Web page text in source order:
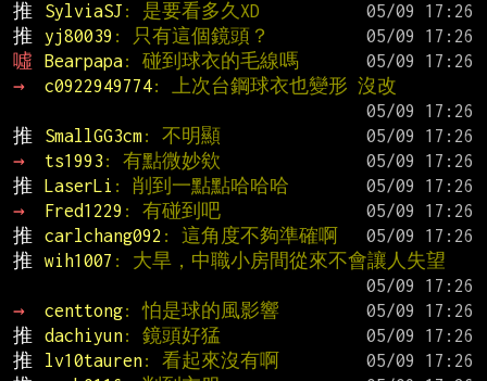
推
SylviaSJ : 是要看多久XD
推
yj80039 : 只有這個鏡頭？
噓
Bearpapa: 碰到球衣的毛線嗎
→
c0922949774: 上次台鋼球衣也變形 沒改
推
SmallGG3cm: 不明顯
→
ts1993 : 有點微妙欸
推
LaserLi : 削到一點點哈哈哈
→
Fred1229 : 有碰到吧
推
carlchang092 : 這角度不夠準確啊
推
wih1007 : 大旱，中職小房間從來不會讓人失望
→
centtong: 怕是球的風影響
推
dachiyun: 鏡頭好猛
推
lv10tauren: 看起來沒有啊